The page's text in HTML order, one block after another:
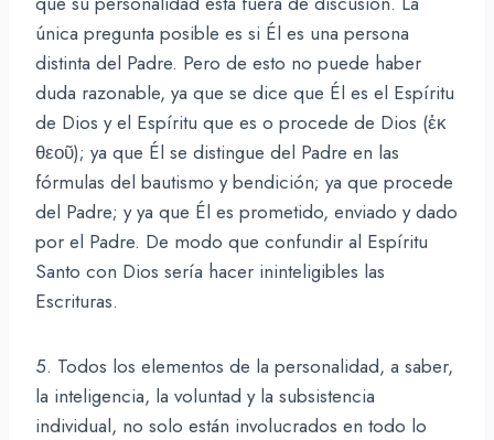
única pregunta posible es si Él es una persona
distinta del Padre. Pero de esto no puede haber
duda razonable, ya que se dice que Él es el Espíritu
de Dios y el Espíritu que es o procede de Dios (ἐκ
θεοῦ); ya que Él se distingue del Padre en las
fórmulas del bautismo y bendición; ya que procede
del Padre; y ya que Él es prometido, enviado y dado
por el Padre. De modo que confundir al Espíritu
Santo con Dios sería hacer ininteligibles las
Escrituras.
5. Todos los elementos de la personalidad, a saber,
la inteligencia, la voluntad y la subsistencia
individual, no solo están involucrados en todo lo